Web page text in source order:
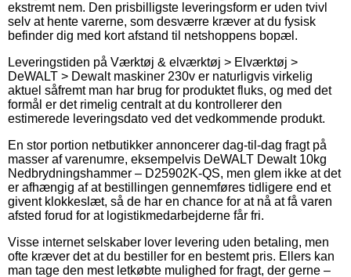
ekstremt nem. Den prisbilligste leveringsform er uden tvivl
selv at hente varerne, som desværre kræver at du fysisk
befinder dig med kort afstand til netshoppens bopæl.
Leveringstiden på Værktøj & elværktøj > Elværktøj >
DeWALT > Dewalt maskiner 230v er naturligvis virkelig
aktuel såfremt man har brug for produktet fluks, og med det
formål er det rimelig centralt at du kontrollerer den
estimerede leveringsdato ved det vedkommende produkt.
En stor portion netbutikker annoncerer dag-til-dag fragt på
masser af varenumre, eksempelvis DeWALT Dewalt 10kg
Nedbrydningshammer – D25902K-QS, men glem ikke at det
er afhængig af at bestillingen gennemføres tidligere end et
givent klokkeslæt, så de har en chance for at nå at få varen
afsted forud for at logistikmedarbejderne får fri.
Visse internet selskaber lover levering uden betaling, men
ofte kræver det at du bestiller for en bestemt pris. Ellers kan
man tage den mest letkøbte mulighed for fragt, der gerne –